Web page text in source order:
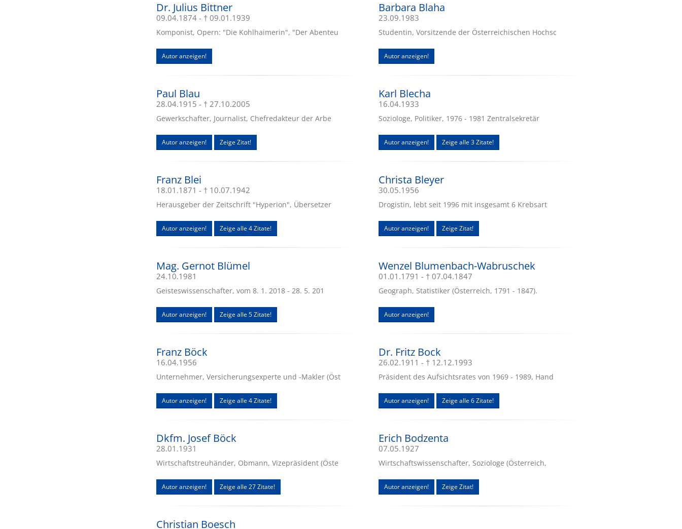
Dr. Julius Bittner
09.04.1874 - † 09.01.1939
Komponist, Opern: "Die Kohlhaimerin", "Der Abenteu
Autor anzeigen!
Barbara Blaha
23.09.1983
Studentin, Vorsitzende der Österreichischen Hochsc
Autor anzeigen!
Paul Blau
28.04.1915 - † 27.10.2005
Gewerkschafter, Journalist, Chefredakteur der Arbe
Autor anzeigen! Zeige Zitat!
Karl Blecha
16.04.1933
Soziologe, Politiker, 1976 - 1981 Zentralsekretär
Autor anzeigen! Zeige alle 3 Zitate!
Franz Blei
18.01.1871 - † 10.07.1942
Herausgeber der Zeitschrift "Hyperion", Übersetzer
Autor anzeigen! Zeige alle 4 Zitate!
Christa Bleyer
30.05.1956
Drogistin, lebt seit 1996 mit insgesamt 6 Krebsart
Autor anzeigen! Zeige Zitat!
Mag. Gernot Blümel
24.10.1981
Geisteswissenschafter, vom 8. 1. 2018 - 28. 5. 201
Autor anzeigen! Zeige alle 5 Zitate!
Wenzel Blumenbach-Wabruschek
01.01.1791 - † 07.04.1847
Geograph, Statistiker (Österreich, 1791 - 1847).
Autor anzeigen!
Franz Böck
16.04.1956
Unternehmer, Versicherungsexperte und -Makler (Öst
Autor anzeigen! Zeige alle 4 Zitate!
Dr. Fritz Bock
26.02.1911 - † 12.12.1993
Präsident des Aufsichtsrates von 1969 - 1989, Hand
Autor anzeigen! Zeige alle 6 Zitate!
Dkfm. Josef Böck
28.01.1931
Wirtschaftstreuhänder, Obmann, Vizepräsident (Öste
Autor anzeigen! Zeige alle 27 Zitate!
Erich Bodzenta
07.05.1927
Wirtschaftswissenschafter, Soziologe (Österreich,
Autor anzeigen! Zeige Zitat!
Christian Boesch